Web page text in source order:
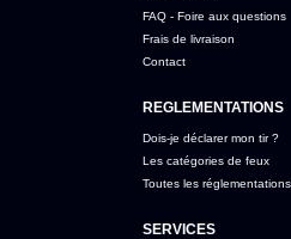
FAQ - Foire aux questions
Frais de livraison
Contact
REGLEMENTATIONS
Dois-je déclarer mon tir ?
Les catégories de feux
Toutes les réglementations
SERVICES